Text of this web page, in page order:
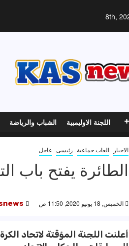
اللجنة الاوليمبية الشباب والرياضة
الاخبار العاب جماعية رئيسى عاجل
الطائرة يفتح باب
الخميس, 18 يونيو 2020, 11:50 ص
أعلنت اللجنة المؤقتة لاتحاد